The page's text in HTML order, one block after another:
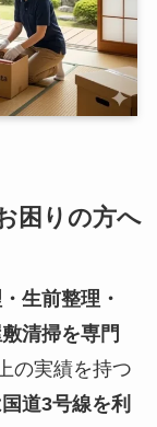
困りの方へ
生前整理・
清掃を専門
の実績を持つ
道3号線を利